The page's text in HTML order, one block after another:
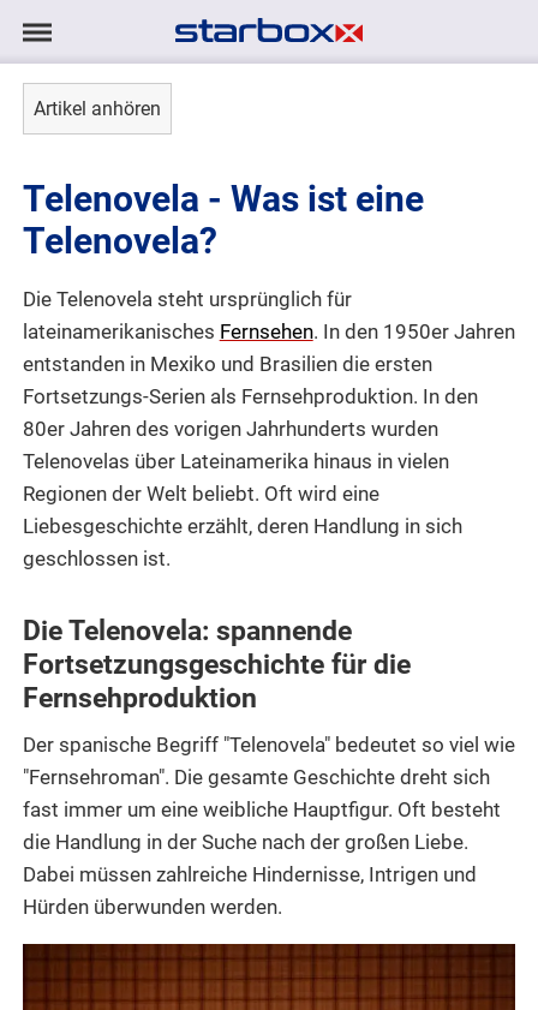
Navigation
Navigation
AGENTUR
MODELS
TALENTE
KONTAKT
DE | EN
Artikel anhören
Telenovela - Was ist eine
Telenovela?
Die Telenovela steht ursprünglich für
lateinamerikanisches Fernsehen. In den 1950er Jahren
entstanden in Mexiko und Brasilien die ersten
Fortsetzungs-Serien als Fernsehproduktion. In den
80er Jahren des vorigen Jahrhunderts wurden
Telenovelas über Lateinamerika hinaus in vielen
Regionen der Welt beliebt. Oft wird eine
Liebesgeschichte erzählt, deren Handlung in sich
geschlossen ist.
Die Telenovela: spannende
Fortsetzungsgeschichte für die
Fernsehproduktion
Der spanische Begriff "Telenovela" bedeutet so viel wie
"Fernsehroman". Die gesamte Geschichte dreht sich
fast immer um eine weibliche Hauptfigur. Oft besteht
die Handlung in der Suche nach der großen Liebe.
Dabei müssen zahlreiche Hindernisse, Intrigen und
Hürden überwunden werden.